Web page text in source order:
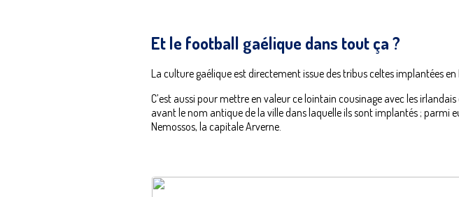
Et le football gaélique dans tout ça ?
La culture gaélique est directement issue des tribus celtes implantées
C’est aussi pour mettre en valeur ce lointain cousinage avec les
avant le nom antique de la ville dans laquelle ils sont implantés ; parmi
Nemossos, la capitale Arverne.